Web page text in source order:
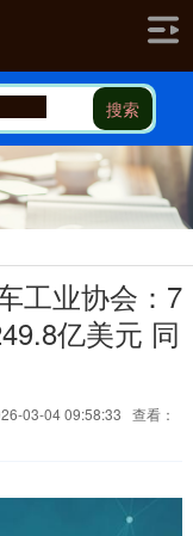
搜索
工业协会：7
亿美元 同
03-04 09:58:33 查看：